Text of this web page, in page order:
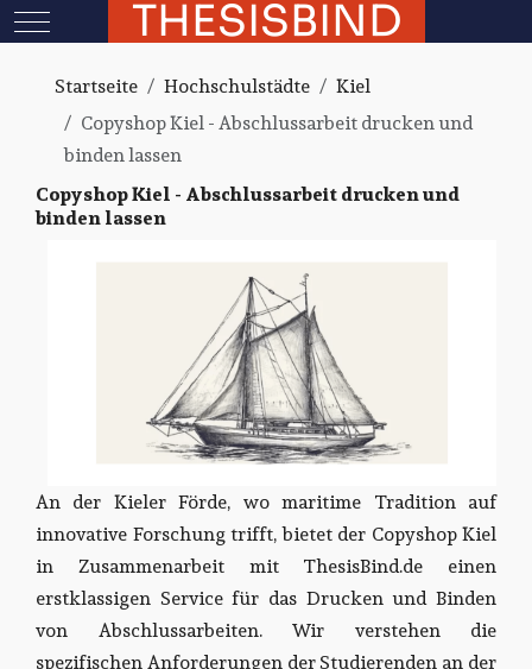
Mobile Menu ToggleTHESISBIND
Startseite Hochschulstädte
Kiel
Copyshop Kiel - Abschlussarbeit drucken und
binden lassen
Copyshop Kiel - Abschlussarbeit drucken und
binden lassen
An der Kieler Förde, wo maritime Tradition auf
innovative Forschung trifft, bietet der Copyshop Kiel
in Zusammenarbeit mit ThesisBind.de einen
erstklassigen Service für das Drucken und Binden
von Abschlussarbeiten. Wir verstehen die
spezifischen Anforderungen der Studierenden an der